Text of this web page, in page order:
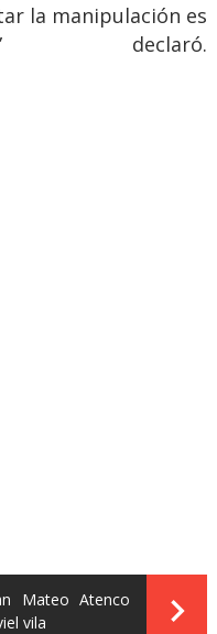
la manipulación es
declaró.
Mateo Atenco
vila